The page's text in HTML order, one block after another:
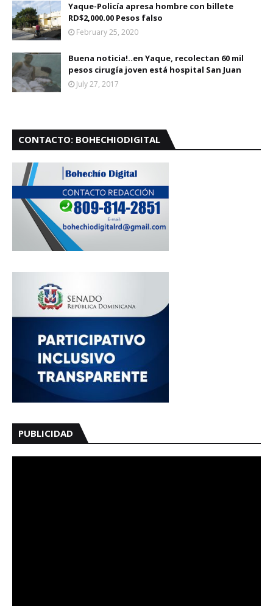
Yaque-Policía apresa hombre con billete
RD$2,000.00 Pesos falso
February 25, 2020
Buena noticia!..en Yaque, recolectan 60 mil
pesos cirugía joven está hospital San Juan
July 27, 2017
CONTACTO: BOHECHIODIGITAL
PUBLICIDAD